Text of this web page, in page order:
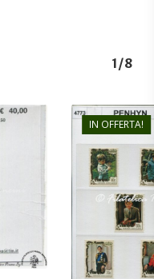
1/8
IN OFFERTA!